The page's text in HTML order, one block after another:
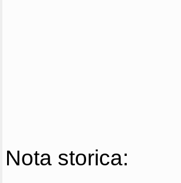
Nota storica: